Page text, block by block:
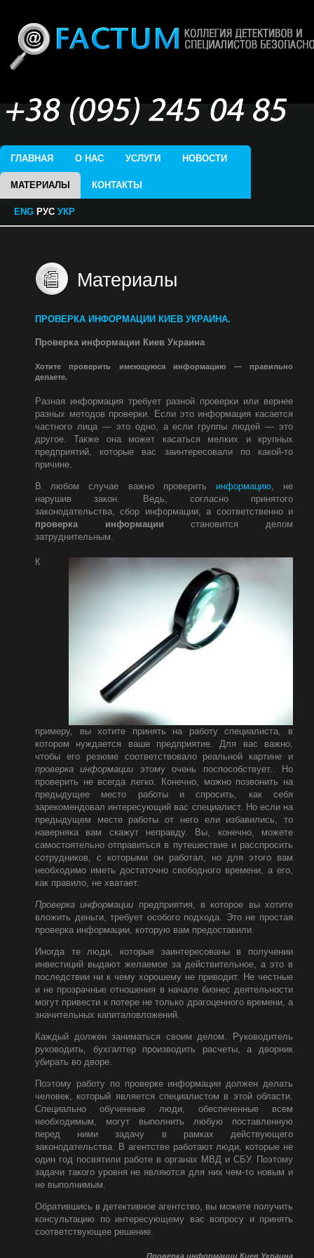
ГЛАВНАЯ О НАС УСЛУГИ НОВОСТИ
МАТЕРИАЛЫ КОНТАКТЫ
ENG РУС УКР
Материалы
ПРОВЕРКА ИНФОРМАЦИИ КИЕВ УКРАИНА.
Проверка информации Киев Украина
Хотите проверить имеющуюся информацию — правильно
делаете.
Разная информация требует разной проверки или вернее
разных методов проверки. Если это информация касается
частного лица — это одно, а если группы людей — это
другое. Также она может касаться мелких и крупных
предприятий, которые вас заинтересовали по какой-то
причине.
В любом случае важно проверить информацию, не
нарушив закон. Ведь, согласно принятого
законодательства, сбор информации, а соответственно и
проверка информации становится делом
затруднительным.
К
примеру, вы хотите принять на работу специалиста, в
котором нуждается ваше предприятие. Для вас важно,
чтобы его резюме соответствовало реальной картине и
проверка информации этому очень поспособствует.. Но
проверить не всегда легко. Конечно, можно позвонить на
предыдущее место работы и спросить, как себя
зарекомендовал интересующий вас специалист. Но если на
предыдущем месте работы от него ели избавились, то
наверняка вам скажут неправду. Вы, конечно, можете
самостоятельно отправиться в путешествие и расспросить
сотрудников, с которыми он работал, но для этого вам
необходимо иметь достаточно свободного времени, а его,
как правило, не хватает.
Проверка информации предприятия, в которое вы хотите
вложить деньги, требует особого подхода. Это не простая
проверка информации, которую вам предоставили.
Иногда те люди, которые заинтересованы в получении
инвестиций выдают желаемое за действительное, а это в
последствии ни к чему хорошему не приводит. Не честные
и не прозрачные отношения в начале бизнес деятельности
могут привести к потере не только драгоценного времени, а
значительных капиталовложений.
Каждый должен заниматься своим делом. Руководитель
руководить, бухгалтер производить расчеты, а дворник
убирать во дворе.
Поэтому работу по проверке информации должен делать
человек, который является специалистом в этой области.
Специально обученные люди, обеспеченные всем
необходимым, могут выполнить любую поставленную
перед ними задачу в рамках действующего
законодательства. В агентстве работают люди, которые не
один год посвятили работе в органах МВД и СБУ. Поэтому
задачи такого уровня не являются для них чем-то новым и
не выполнимым.
Обратившись в детективное агентство, вы можете получить
консультацию по интересующему вас вопросу и принять
соответствующее решение.
Проверка информации Киев Украина